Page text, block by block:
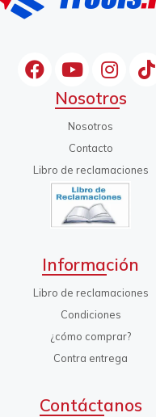
Nosotros
Nosotros
Contacto
Libro de reclamaciones
Información
Libro de reclamaciones
Condiciones
¿cómo comprar?
Contra entrega
Contáctanos